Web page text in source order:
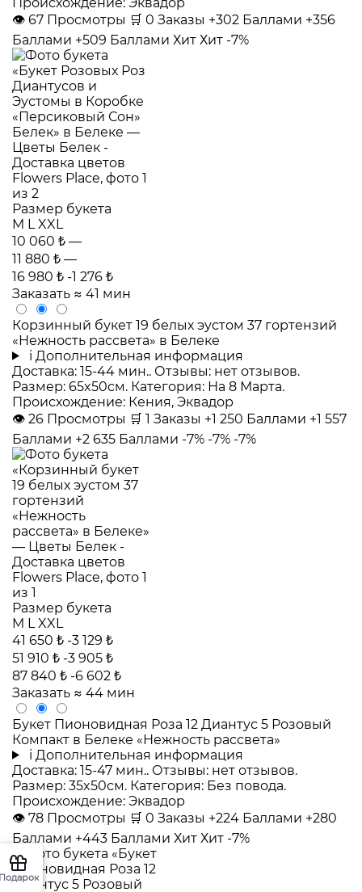
👁 67 Просмотры 🛒 0 Заказы +302 Баллами +356
Баллами +509 Баллами Хит Хит -7%
Размер букета
M L XXL
10 060 ₺ —
11 880 ₺ —
16 980 ₺ -1 276 ₺
Заказать ≈ 41 мин
Корзинный букет 19 белых эустом 37 гортензий
«Нежность рассвета» в Белеке
i Дополнительная информация
Доставка: 15-44 мин.. Отзывы: нет отзывов.
Размер: 65x50см. Категория: На 8 Марта.
Происхождение: Кения, Эквадор
👁 26 Просмотры 🛒 1 Заказы +1 250 Баллами +1 557
Баллами +2 635 Баллами -7% -7% -7%
Размер букета
M L XXL
41 650 ₺ -3 129 ₺
51 910 ₺ -3 905 ₺
87 840 ₺ -6 602 ₺
Заказать ≈ 44 мин
Букет Пионовидная Роза 12 Диантус 5 Розовый
Компакт в Белеке «Нежность рассвета»
i Дополнительная информация
Доставка: 15-47 мин.. Отзывы: нет отзывов.
Размер: 35x50см. Категория: Без повода.
Происхождение: Эквадор
👁 78 Просмотры 🛒 0 Заказы +224 Баллами +280
Баллами +443 Баллами Хит Хит -7%